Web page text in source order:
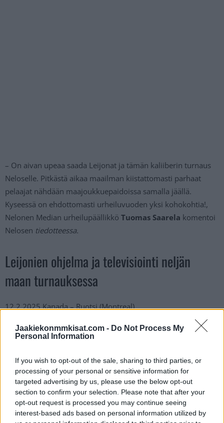
Jaakiekonmmkisat.com - Do Not Process My
Personal Information
If you wish to opt-out of the sale, sharing to third parties, or
processing of your personal or sensitive information for
targeted advertising by us, please use the below opt-out
section to confirm your selection. Please note that after your
opt-out request is processed you may continue seeing
interest-based ads based on personal information utilized by
– On aivan upeaa saada Leijonat ja tämän kaliiberin turnaus
Neloselle. Pitkästä aikaa maailman kiistattomasti parhaat
pelaajat nähdään maajoukkuepaidoissa samalla jäällä.
Kyseessä on ehdottomasti urheiluvuoden yksi kohokohtia!,
Nelonen Median urheilupäällikkö Tuomas Saarela komentoi
Nelosen tiedotteessa.
Leijonien ohjelma ja televisiointi neljän
maan turnauksessa
12.2.2025 Kanada – Ruotsi (Montreal)
15.2.2025 Suomi – Ruotsi (Montreal)
17.2.2025 Suomi – Kanada (Boston)
17.2.2025 USA – Ruotsi (Boston)
20.2.2025 Finaali
Kaikki ottelut näkyvät suorana lähetyksenä Ruudun ja Nelosen